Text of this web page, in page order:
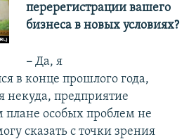
перерегистрации вашего
бизнеса в новых условиях?
– Да, я
в конце прошлого года,
некуда, предприятие
плане особых проблем не
сказать с точки зрения